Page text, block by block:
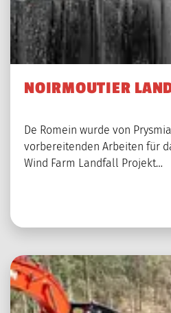
NOIRMOUTIER
De Romein wurde von
vorbereitenden Arbeiten für
Wind Farm Landfall Projekt…